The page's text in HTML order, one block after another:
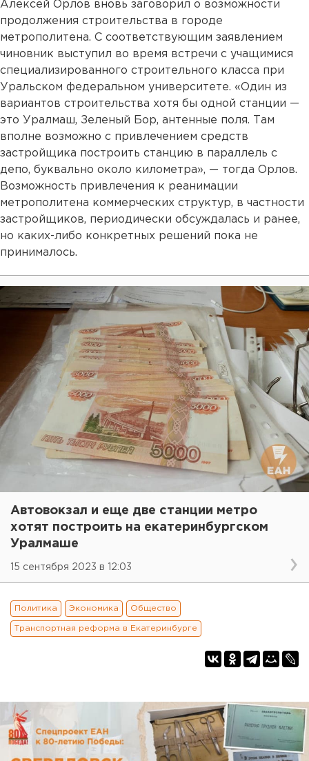
Алексей Орлов вновь заговорил о возможности
продолжения строительства в городе
метрополитена. С соответствующим заявлением
чиновник выступил во время встречи с учащимися
специализированного строительного класса при
Уральском федеральном университете. «Один из
вариантов строительства хотя бы одной станции —
это Уралмаш, Зеленый Бор, антенные поля. Там
вполне возможно с привлечением средств
застройщика построить станцию в параллель с
депо, буквально около километра», — тогда Орлов.
Возможность привлечения к реанимации
метрополитена коммерческих структур, в частности
застройщиков, периодически обсуждалась и ранее,
но каких-либо конкретных решений пока не
принималось.
Автовокзал и еще две станции метро
хотят построить на екатеринбургском
Уралмаше
15 сентября 2023 в 12:03
Политика Экономика Общество
Транспортная реформа в Екатеринбурге